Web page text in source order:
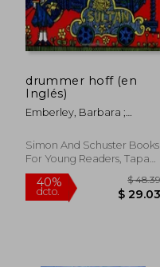
drummer hoff (en
Inglés)
Emberley, Barbara ;
Ed
Simon And Schuster Books
For Young Readers, Tapa
Dura, Nuevo